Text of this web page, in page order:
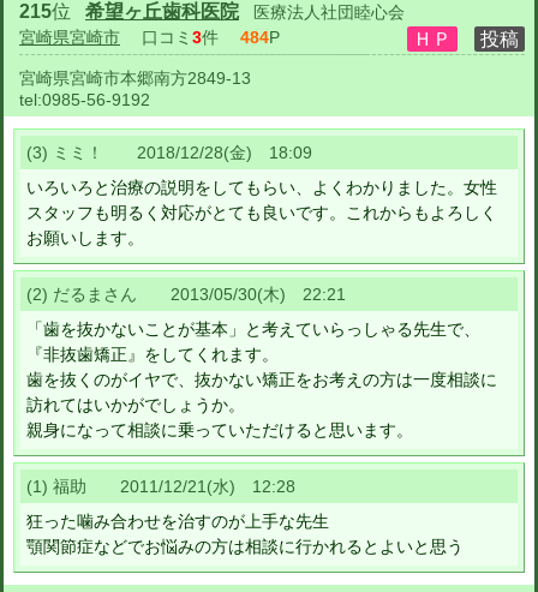
215位 希望ヶ丘歯科医院
医療法人社団睦心会
宮崎県宮崎市 口コミ 3件 484P
宮崎県宮崎市本郷南方2849-13
tel:0985-56-9192
(3) ミミ！ 2018/12/28(金) 18:09
いろいろと治療の説明をしてもらい、よくわかりました。女性
スタッフも明るく対応がとても良いです。これからもよろしく
お願いします。
(2) だるまさん 2013/05/30(木) 22:21
「歯を抜かないことが基本」と考えていらっしゃる先生で、
『非抜歯矯正』をしてくれます。
歯を抜くのがイヤで、抜かない矯正をお考えの方は一度相談に
訪れてはいかがでしょうか。
親身になって相談に乗っていただけると思います。
(1) 福助 2011/12/21(水) 12:28
狂った噛み合わせを治すのが上手な先生
顎関節症などでお悩みの方は相談に行かれるとよいと思う